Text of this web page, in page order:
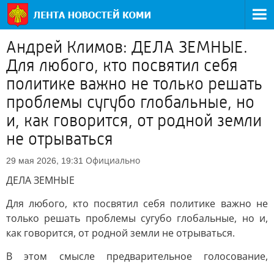
Андрей Климов: ДЕЛА ЗЕМНЫЕ.
Для любого, кто посвятил себя
политике важно не только решать
проблемы сугубо глобальные, но
и, как говорится, от родной земли
не отрываться
29 мая 2026, 19:31 Официально
ДЕЛА ЗЕМНЫЕ
Для любого, кто посвятил себя политике важно не
только решать проблемы сугубо глобальные, но и,
как говорится, от родной земли не отрываться.
В этом смысле предварительное голосование,